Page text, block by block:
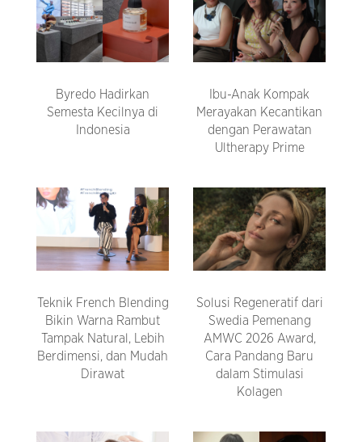
Byredo Hadirkan
Semesta Kecilnya di
Indonesia
Ibu-Anak Kompak
Merayakan Kecantikan
dengan Perawatan
Ultherapy Prime
Teknik French Blending
Bikin Warna Rambut
Tampak Natural, Lebih
Berdimensi, dan Mudah
Dirawat
Solusi Regeneratif dari
Swedia Pemenang
AMWC 2026 Award,
Cara Pandang Baru
dalam Stimulasi
Kolagen